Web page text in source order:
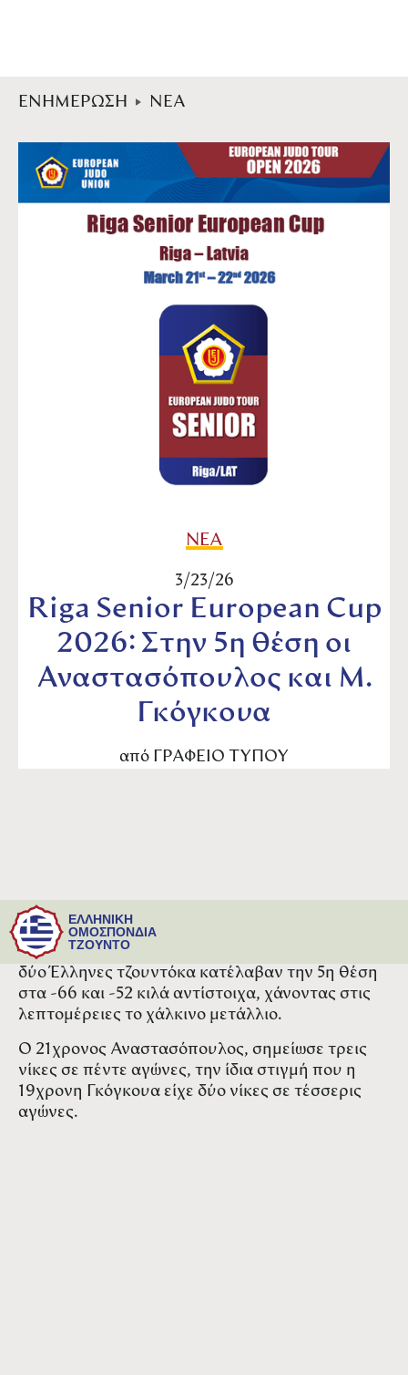
ΕΝΗΜΕΡΩΣΗ ΝΕΑ
ΝΕΑ
3/23/26
Riga Senior European Cup
2026: Στην 5η θέση οι
Αναστασόπουλος και Μ.
Γκόγκουα
από ΓΡΑΦΕΙΟ ΤΥΠΟΥ
ΕΛΛΗΝΙΚΗ
ΟΜΟΣΠΟΝΔΙΑ
ΤΖΟΥΝΤΟ
Στο κατώφλι του βάθρου των νικητών στο Riga
Senior European Cup 2026 βρέθηκαν οι Αδάμ
Αναστασόπουλος και Μαρία Ελένη Γκόγκουα. Οι
δύο Έλληνες τζουντόκα κατέλαβαν την 5η θέση
στα -66 και -52 κιλά αντίστοιχα, χάνοντας στις
λεπτομέρειες το χάλκινο μετάλλιο.
Ο 21χρονος Αναστασόπουλος, σημείωσε τρεις
νίκες σε πέντε αγώνες, την ίδια στιγμή που η
19χρονη Γκόγκουα είχε δύο νίκες σε τέσσερις
αγώνες.